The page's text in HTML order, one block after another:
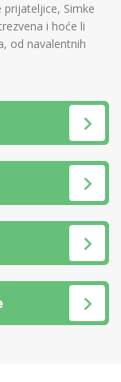
Simke
i hoće li
od navalentnih